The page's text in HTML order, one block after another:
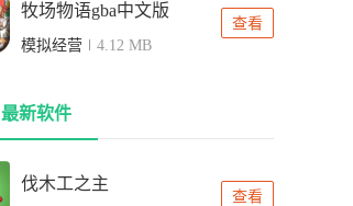
牧场物语gba中文版
模拟经营 4.12 MB
查看
最新软件
伐木工之主
查看